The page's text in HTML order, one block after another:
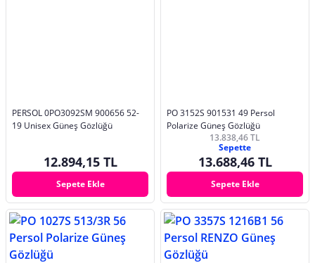
PERSOL 0PO3092SM 900656 52-
19 Unisex Güneş Gözlüğü
12.894,15 TL
Sepete Ekle
PO 3152S 901531 49 Persol
Polarize Güneş Gözlüğü
13.838,46 TL
Sepette
13.688,46 TL
Sepete Ekle